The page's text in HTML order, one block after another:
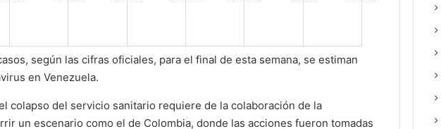
según las cifras oficiales, para el final de esta semana, se estiman
en Venezuela.
colapso del servicio sanitario requiere de la colaboración de la
un escenario como el de Colombia, donde las acciones fueron tomadas